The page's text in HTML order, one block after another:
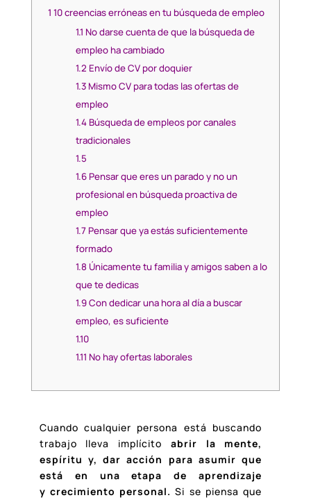
1 10 creencias erróneas en tu búsqueda de empleo
1.1 No darse cuenta de que la búsqueda de
empleo ha cambiado
1.2 Envío de CV por doquier
1.3 Mismo CV para todas las ofertas de
empleo
1.4 Búsqueda de empleos por canales
tradicionales
1.5
1.6 Pensar que eres un parado y no un
profesional en búsqueda proactiva de
empleo
1.7 Pensar que ya estás suficientemente
formado
1.8 Únicamente tu familia y amigos saben a lo
que te dedicas
1.9Con dedicar una hora al día a buscar
empleo, es suficiente
1.10
1.11 No hay ofertas laborales
Cuando cualquier persona está buscando
trabajo lleva implícito abrir la mente,
espíritu y, dar acción para asumir que
está en una etapa de aprendizaje
y crecimiento personal. Si se piensa que